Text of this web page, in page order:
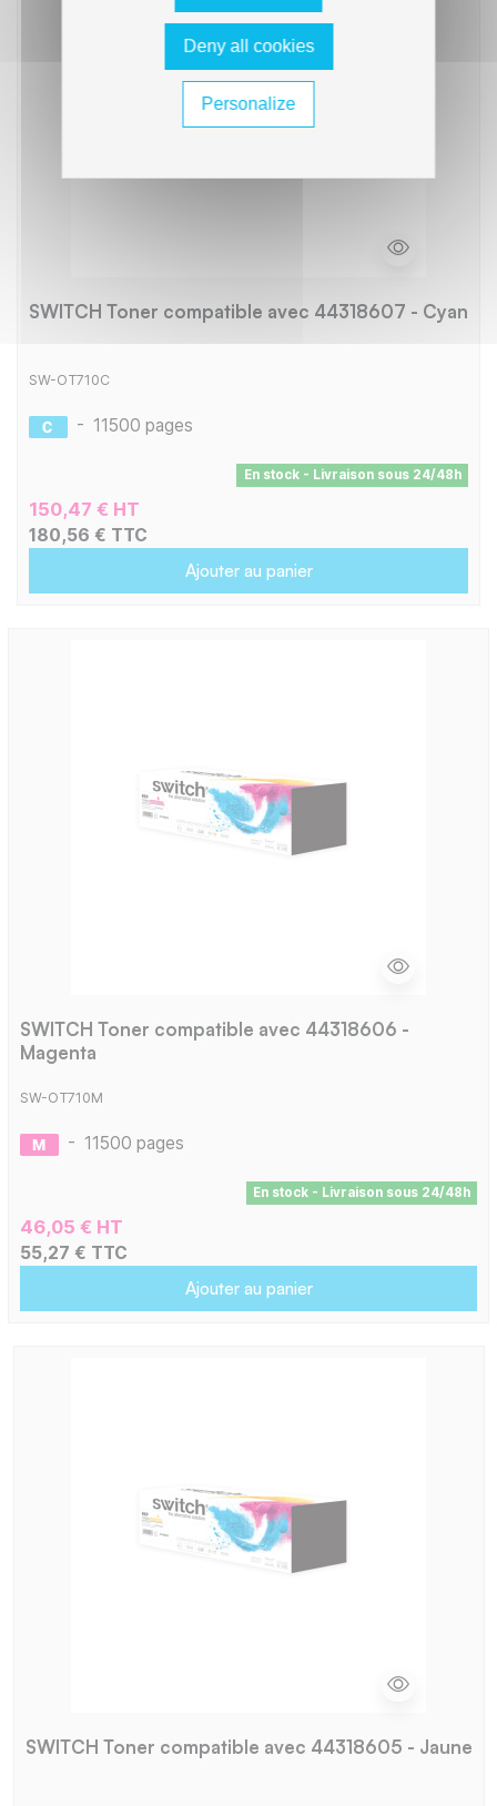
SWITCH Toner compatible avec 44318607 - Cyan
SW-OT710C
- 11500 pages
En stock - Livraison sous 24/48h
150,47 € HT
180,56 € TTC
Ajouter au panier
SWITCH Toner compatible avec 44318606 -
Magenta
SW-OT710M
- 11500 pages
En stock - Livraison sous 24/48h
46,05 € HT
55,27 € TTC
Ajouter au panier
SWITCH Toner compatible avec 44318605 - Jaune
Deny all cookies
Personalize